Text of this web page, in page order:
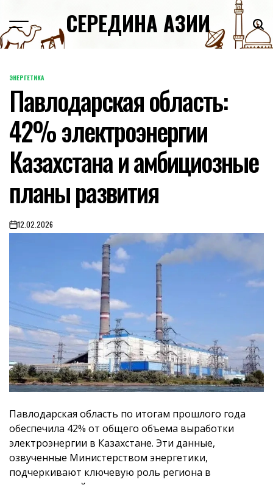
content
СЕРЕДИНА АЗИИ
POSTED
IN
ЭНЕРГЕТИКА
Павлодарская область:
42% электроэнергии
Казахстана и амбициозные
планы развития
on12.02.2026
Павлодарская область по итогам прошлого года
обеспечила 42% от общего объема выработки
электроэнергии в Казахстане. Эти данные,
озвученные Министерством энергетики,
подчеркивают ключевую роль региона в